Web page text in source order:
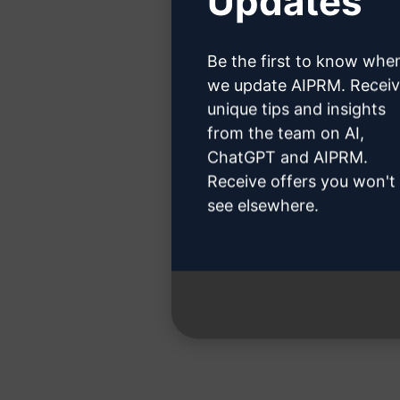
Clique
Etapa
Be the first to know
we update AIPRM.
unique tips and insights
from the team on AI,
ChatGPT and AIPRM.
Receive offers you won't
see elsewhere.